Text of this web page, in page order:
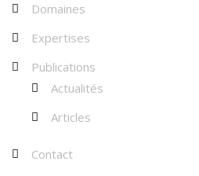
Domaines
Expertises
Publications
Actualités
Articles
Contact